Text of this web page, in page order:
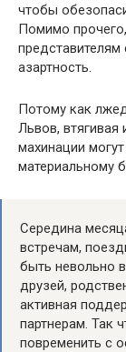
чтобы
Помимо
азартность.
Потому как
Львов, втягивая
махинации
материальному
Середина
встречам,
быть невольно
друзей,
активная
партнерам. Так
повременить с